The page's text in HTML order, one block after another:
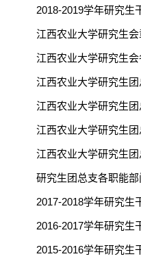
2018-2019学年研究生
江西农业大学研究生
江西农业大学研究生
江西农业大学研究生
江西农业大学研究生
江西农业大学研究生
江西农业大学研究生
研究生团总支各职能
2017-2018学年研究生
2016-2017学年研究生
2015-2016学年研究生